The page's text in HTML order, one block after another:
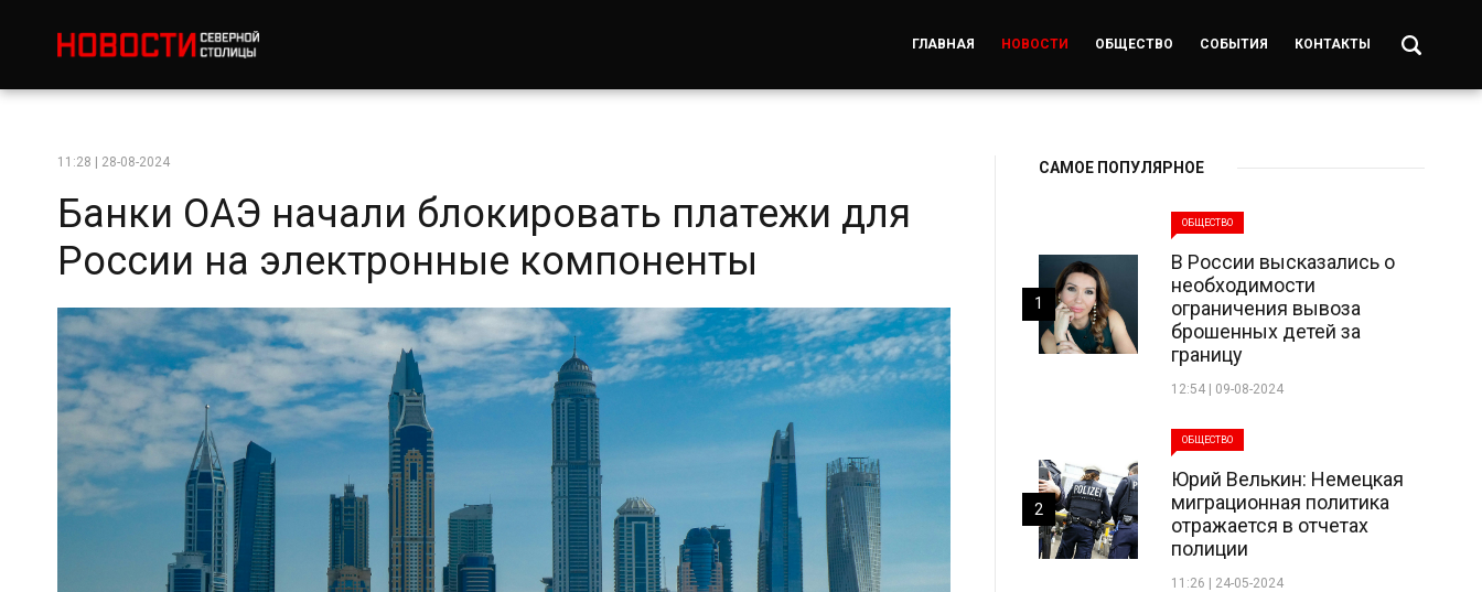
ГЛАВНАЯ НОВОСТИ ОБЩЕСТВО СОБЫТИЯ КОНТАКТЫ
11:28 | 28-08-2024
Банки ОАЭ начали блокировать платежи для
России на электронные компоненты
САМОЕ ПОПУЛЯРНОЕ
ОБЩЕСТВО
В России высказались о
необходимости
ограничения вывоза
брошенных детей за
границу
12:54 | 09-08-2024
1
ОБЩЕСТВО
Юрий Велькин: Немецкая
миграционная политика
отражается в отчетах
полиции
11:26 | 24-05-2024
2